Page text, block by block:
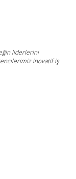
liderlerini
inovatif iş